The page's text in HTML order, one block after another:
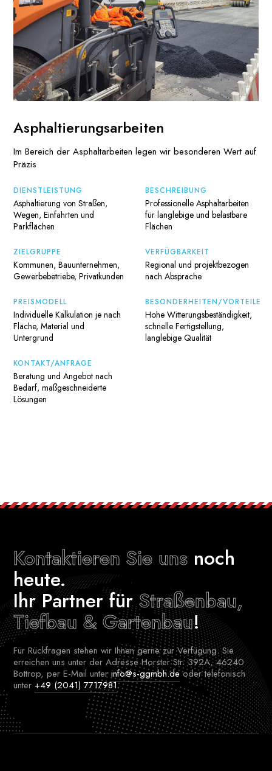
Asphaltierungsarbeiten
Im Bereich der Asphaltarbeiten legen wir besonderen Wert auf
Präzis
DIENSTLEISTUNG
Asphaltierung von Straßen,
Wegen, Einfahrten und
Parkflächen
BESCHREIBUNG
Professionelle Asphaltarbeiten
für langlebige und belastbare
Flächen
ZIELGRUPPE
Kommunen, Bauunternehmen,
Gewerbebetriebe, Privatkunden
VERFÜGBARKEIT
Regional und projektbezogen
nach Absprache
PREISMODELL
Individuelle Kalkulation je nach
Fläche, Material und
Untergrund
BESONDERHEITEN/VORTEILE
Hohe Witterungsbeständigkeit,
schnelle Fertigstellung,
langlebige Qualität
KONTAKT/ANFRAGE
Beratung und Angebot nach
Bedarf, maßgeschneiderte
Lösungen
Kontaktieren Sie uns noch
heute.
Ihr Partner fürStraßenbau,
Tiefbau & Gartenbau!
Für Rückfragen stehen wir Ihnen gerne zur Verfügung. Sie
erreichen uns unter der Adresse Horster Str. 392A, 46240
Bottrop, per E-Mail unterinfo@s-ggmbh.deoder telefonisch
unter+49 (2041) 7717981.